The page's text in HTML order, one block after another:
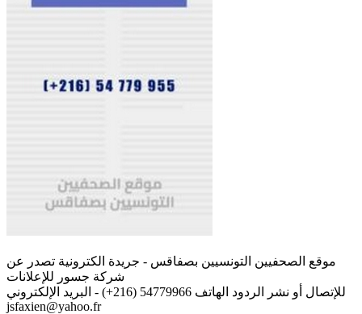
موقع الصحفيين التونسيين بصفاقس - جريدة الكترونية تصدر عن
شركة جسور للإعلانات
للإتصال أو نشر الردود الهاتف 54779966 (216+) - البريد الإلكتروني
jsfaxien@yahoo.fr